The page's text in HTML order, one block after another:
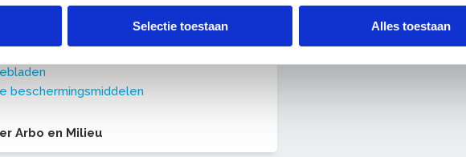
Selectie toestaan Alles toestaan
over de RI&E
beschermingsmiddelen
Arbo en Milieu